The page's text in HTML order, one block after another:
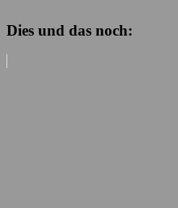
Dies und das noch: